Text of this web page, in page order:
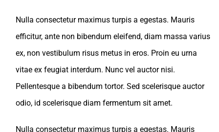
Nulla consectetur maximus turpis a egestas. Mauris
efficitur, ante non bibendum eleifend, diam massa varius
ex, non vestibulum risus metus in eros. Proin eu urna
vitae ex feugiat interdum. Nunc vel auctor nisi.
Pellentesque a bibendum tortor. Sed scelerisque auctor
odio, id scelerisque diam fermentum sit amet.
Nulla consectetur maximus turpis a egestas. Mauris